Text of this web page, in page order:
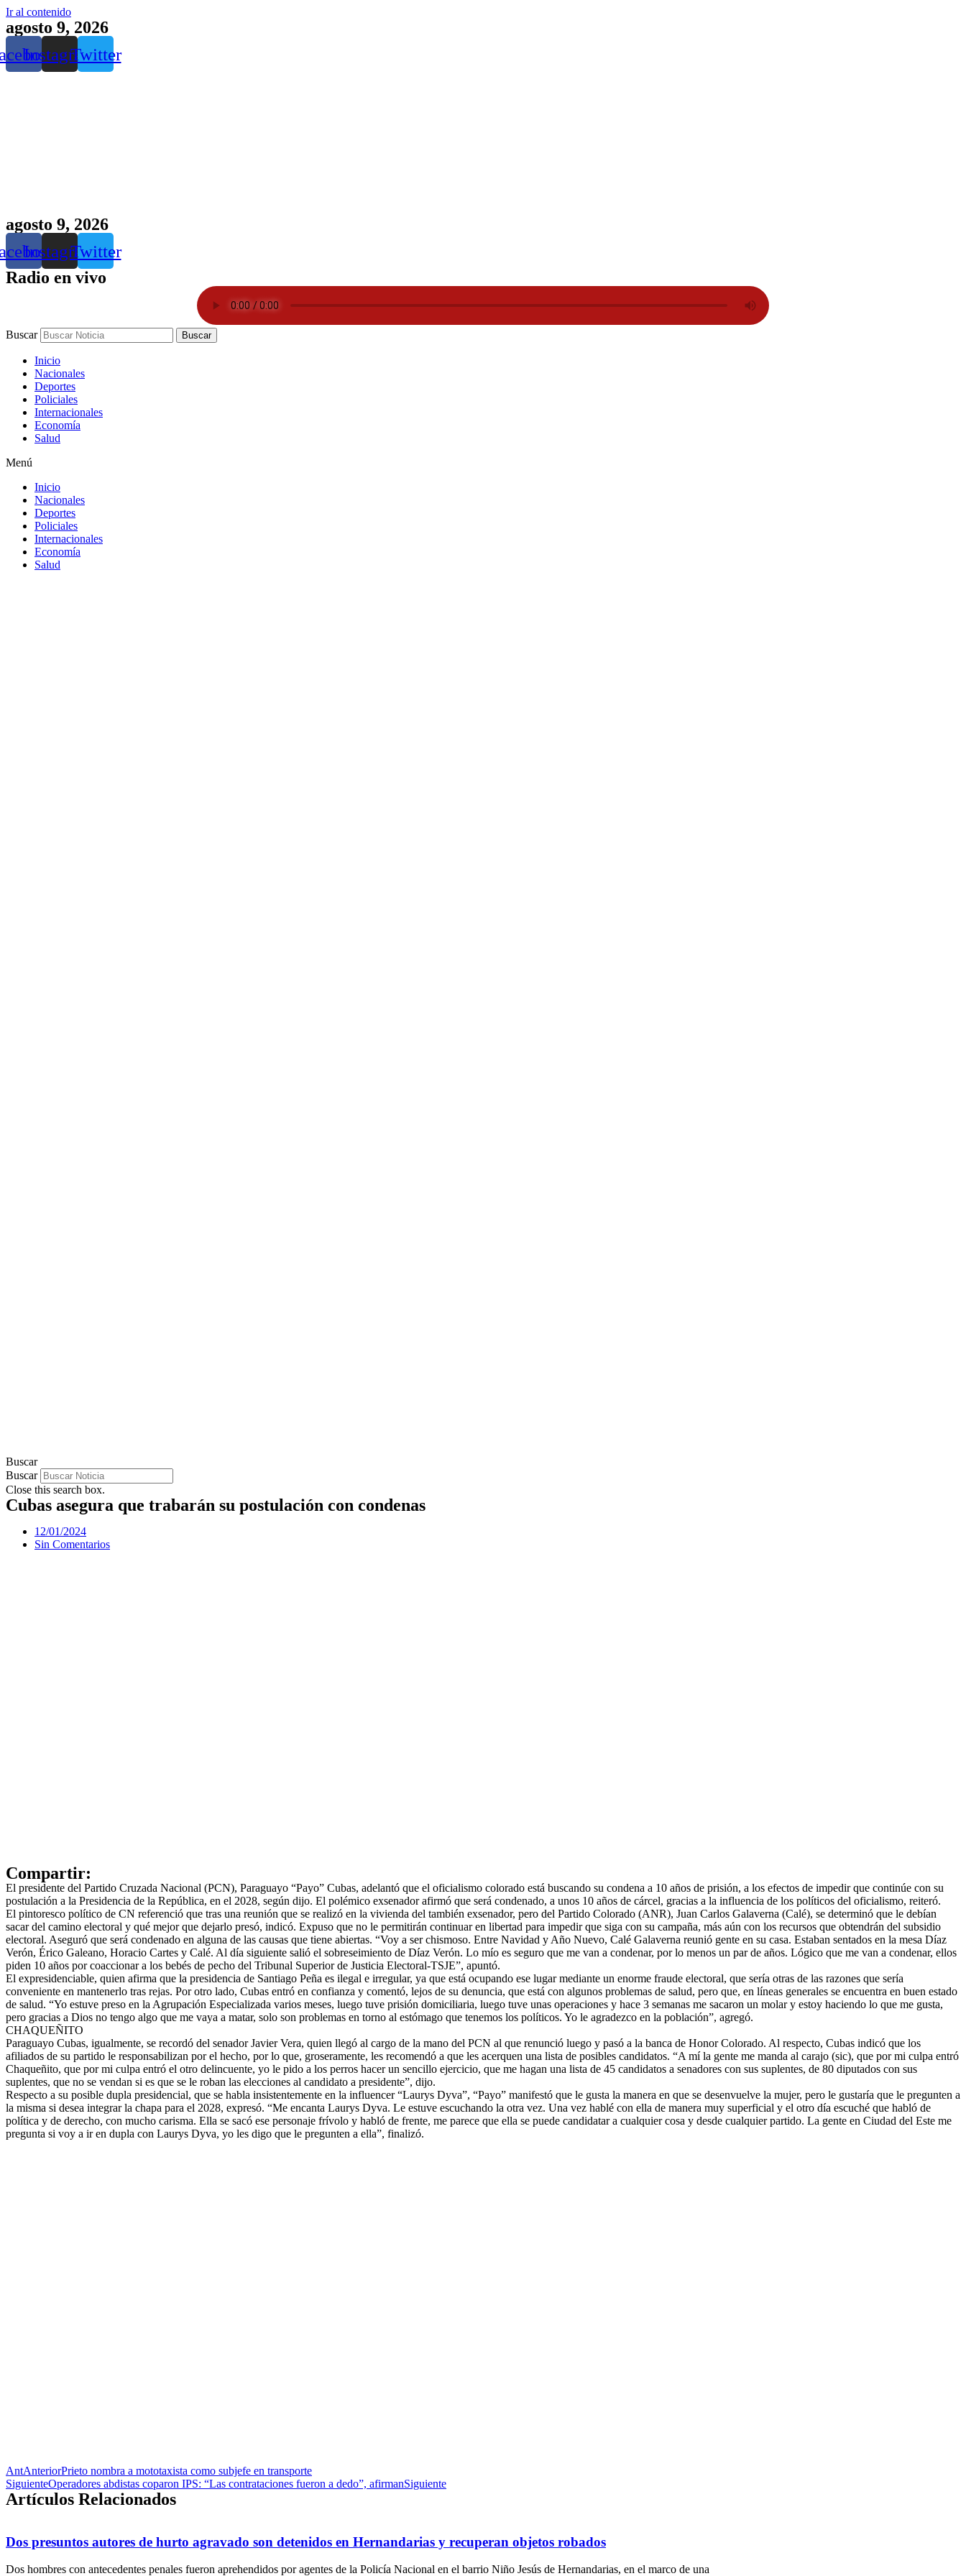
Ir al contenido
agosto 9, 2026
InstagramTwitter
agosto 9, 2026
InstagramTwitter
Radio en vivo
Buscar Buscar
Inicio
Nacionales
Deportes
Policiales
Internacionales
Economía
Salud
Menú
Inicio
Nacionales
Deportes
Policiales
Internacionales
Economía
Salud
Buscar
Buscar
Close this search box.
Cubas asegura que trabarán su postulación con condenas
12/01/2024
Sin Comentarios
Compartir:
El presidente del Partido Cruzada Nacional (PCN), Paraguayo “Payo” Cubas, adelantó que el oficialismo colorado está buscando su condena a 10 años de prisión, a los efectos de impedir que continúe con su
postulación a la Presidencia de la República, en el 2028, según dijo. El polémico exsenador afirmó que será condenado, a unos 10 años de cárcel, gracias a la influencia de los políticos del oficialismo, reiteró.
El pintoresco político de CN referenció que tras una reunión que se realizó en la vivienda del también exsenador, pero del Partido Colorado (ANR), Juan Carlos Galaverna (Calé), se determinó que le debían
sacar del camino electoral y qué mejor que dejarlo presó, indicó. Expuso que no le permitirán continuar en libertad para impedir que siga con su campaña, más aún con los recursos que obtendrán del subsidio
electoral. Aseguró que será condenado en alguna de las causas que tiene abiertas. “Voy a ser chismoso. Entre Navidad y Año Nuevo, Calé Galaverna reunió gente en su casa. Estaban sentados en la mesa Díaz
Verón, Érico Galeano, Horacio Cartes y Calé. Al día siguiente salió el sobreseimiento de Díaz Verón. Lo mío es seguro que me van a condenar, por lo menos un par de años. Lógico que me van a condenar, ellos
piden 10 años por coaccionar a los bebés de pecho del Tribunal Superior de Justicia Electoral-TSJE”, apuntó.
El expresidenciable, quien afirma que la presidencia de Santiago Peña es ilegal e irregular, ya que está ocupando ese lugar mediante un enorme fraude electoral, que sería otras de las razones que sería
conveniente en mantenerlo tras rejas. Por otro lado, Cubas entró en confianza y comentó, lejos de su denuncia, que está con algunos problemas de salud, pero que, en líneas generales se encuentra en buen estado
de salud. “Yo estuve preso en la Agrupación Especializada varios meses, luego tuve prisión domiciliaria, luego tuve unas operaciones y hace 3 semanas me sacaron un molar y estoy haciendo lo que me gusta,
pero gracias a Dios no tengo algo que me vaya a matar, solo son problemas en torno al estómago que tenemos los políticos. Yo le agradezco en la población”, agregó.
CHAQUEÑITO
Paraguayo Cubas, igualmente, se recordó del senador Javier Vera, quien llegó al cargo de la mano del PCN al que renunció luego y pasó a la banca de Honor Colorado. Al respecto, Cubas indicó que los
afiliados de su partido le responsabilizan por el hecho, por lo que, groseramente, les recomendó a que les acerquen una lista de posibles candidatos. “A mí la gente me manda al carajo (sic), que por mi culpa entró
Chaqueñito, que por mi culpa entró el otro delincuente, yo le pido a los perros hacer un sencillo ejercicio, que me hagan una lista de 45 candidatos a senadores con sus suplentes, de 80 diputados con sus
suplentes, que no se vendan si es que se le roban las elecciones al candidato a presidente”, dijo.
Respecto a su posible dupla presidencial, que se habla insistentemente en la influencer “Laurys Dyva”, “Payo” manifestó que le gusta la manera en que se desenvuelve la mujer, pero le gustaría que le pregunten a
la misma si desea integrar la chapa para el 2028, expresó. “Me encanta Laurys Dyva. Le estuve escuchando la otra vez. Una vez hablé con ella de manera muy superficial y el otro día escuché que habló de
política y de derecho, con mucho carisma. Ella se sacó ese personaje frívolo y habló de frente, me parece que ella se puede candidatar a cualquier cosa y desde cualquier partido. La gente en Ciudad del Este me
pregunta si voy a ir en dupla con Laurys Dyva, yo les digo que le pregunten a ella”, finalizó.
AntAnteriorPrieto nombra a mototaxista como subjefe en transporte
SiguienteOperadores abdistas coparon IPS: “Las contrataciones fueron a dedo”, afirmanSiguiente
Artículos Relacionados
Dos presuntos autores de hurto agravado son detenidos en Hernandarias y recuperan objetos robados
Dos hombres con antecedentes penales fueron aprehendidos por agentes de la Policía Nacional en el barrio Niño Jesús de Hernandarias, en el marco de una